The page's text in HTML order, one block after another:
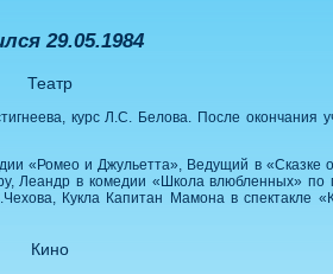
29.05.1984
Театр
курс Л.С. Белова. После окончания
«Ромео и Джульетта», Ведущий в
Леандр в комедии «Школа влюбленных»
Кукла Капитан Мамона в спектакле
Кино